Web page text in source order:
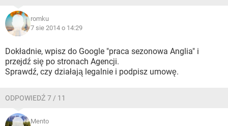
romku
7 sie 2014 o 14:29
Dokładnie, wpisz do Google "praca sezonowa Anglia" i
przejdź się po stronach Agencji.
Sprawdź, czy działają legalnie i podpisz umowę.
ODPOWIEDŹ 7 / 11
Mento